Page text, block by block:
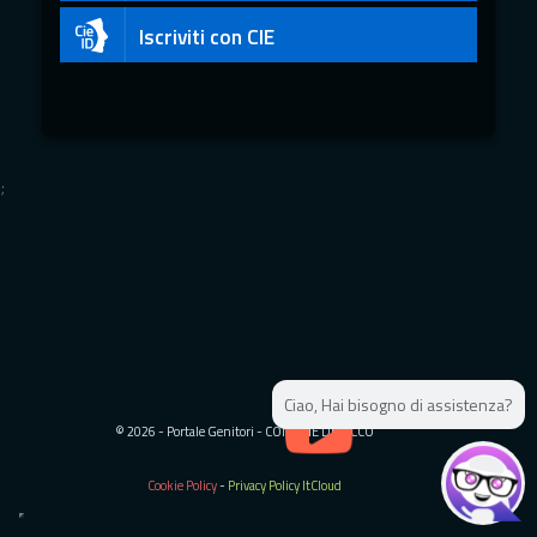
Iscriviti con CIE
;
© 2026 - Portale Genitori - COMUNE DI LECCO
Cookie Policy- Privacy Policy ItCloud
Ciao, Hai bisogno di assistenza?